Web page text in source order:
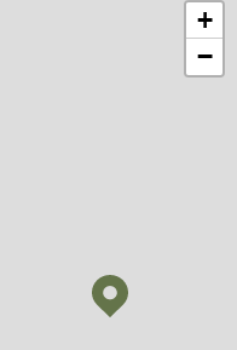
+
−